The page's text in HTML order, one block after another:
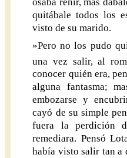
quitábale todos los
visto de su marido.
»Pero no los pudo
una vez salir, al
conocer quién era,
alguna fantasma;
embozarse y
cayó de su simple
fuera la perdición
remediara. Pensó
había visto salir tan a